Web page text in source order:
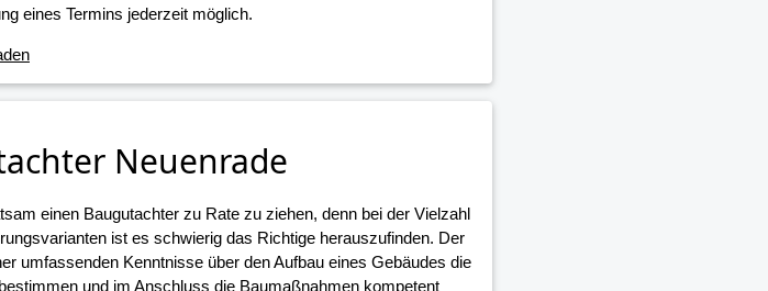
eines Termins jederzeit möglich.
Neuenrade
einen Baugutachter zu Rate zu ziehen, denn bei der Vielzahl
ist es schwierig das Richtige herauszufinden. Der
umfassenden Kenntnisse über den Aufbau eines Gebäudes die
und im Anschluss die Baumaßnahmen kompetent